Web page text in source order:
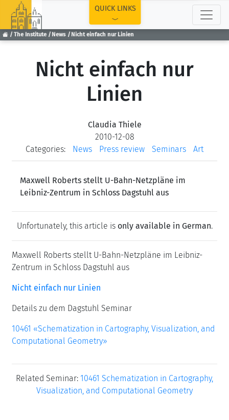
The Institute News Nicht einfach nur Linien
QUICK LINKS
Nicht einfach nur
Linien
Claudia Thiele
2010-12-08
Categories:
News Press review Seminars Art
Maxwell Roberts stellt U-Bahn-Netzpläne im
Leibniz-Zentrum in Schloss Dagstuhl aus
Unfortunately, this article is only available in German.
Maxwell Roberts stellt U-Bahn-Netzpläne im Leibniz-
Zentrum in Schloss Dagstuhl aus
Nicht einfach nur Linien
Details zu dem Dagstuhl Seminar
10461 «Schematization in Cartography, Visualization, and
Computational Geometry»
Related Seminar: 10461 Schematization in Cartography,
Visualization, and Computational Geometry